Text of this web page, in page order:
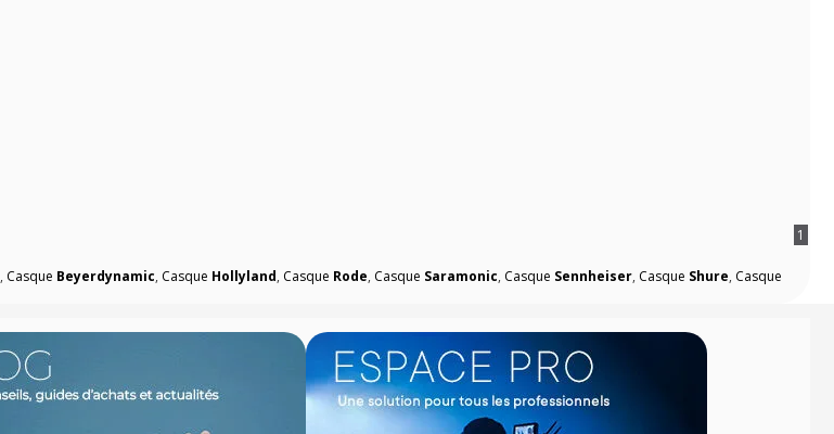
1
, Casque Beyerdynamic, Casque Hollyland, Casque Rode, Casque Saramonic, Casque Sennheiser, Casque Shure, Casque